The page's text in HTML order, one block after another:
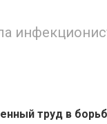
труд в